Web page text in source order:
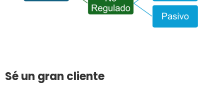
Sé un gran cliente